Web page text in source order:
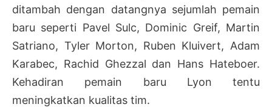
ditambah dengan datangnya sejumlah pemain
baru seperti Pavel Sulc, Dominic Greif, Martin
Satriano, Tyler Morton, Ruben Kluivert, Adam
Karabec, Rachid Ghezzal dan Hans Hateboer.
Kehadiran pemain baru Lyon tentu
meningkatkan kualitas tim.